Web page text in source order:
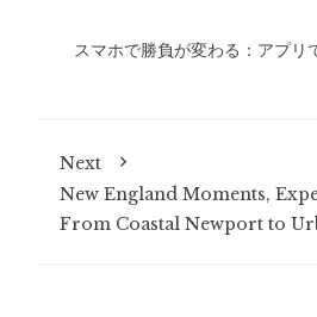
スマホで勝負が変わる：アプリ
Next
New England Moments,
From Coastal Newport to